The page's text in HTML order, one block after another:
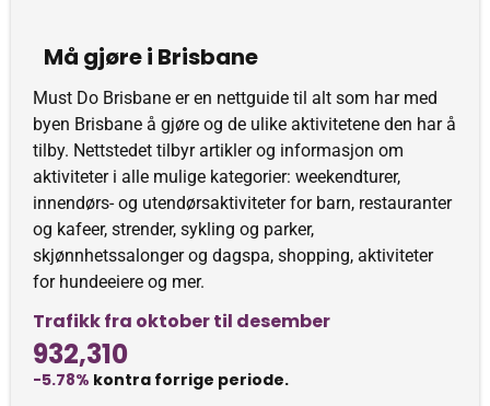
Må gjøre i Brisbane
Must Do Brisbane er en nettguide til alt som har med
byen Brisbane å gjøre og de ulike aktivitetene den har å
tilby. Nettstedet tilbyr artikler og informasjon om
aktiviteter i alle mulige kategorier: weekendturer,
innendørs- og utendørsaktiviteter for barn, restauranter
og kafeer, strender, sykling og parker,
skjønnhetssalonger og dagspa, shopping, aktiviteter
for hundeeiere og mer.
Trafikk fra oktober til desember
932,310
-5.78% kontra forrige periode.